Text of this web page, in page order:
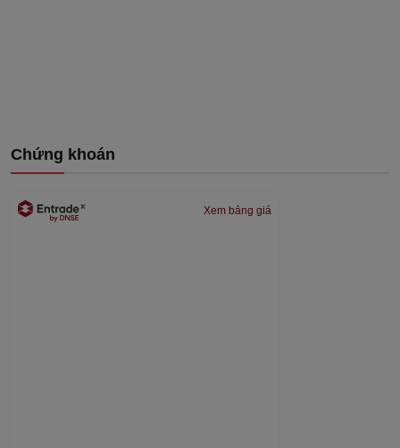
Chứng khoán
Xem bảng giá